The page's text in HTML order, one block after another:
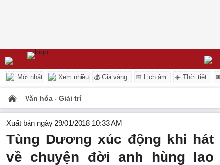
Mới nhất Xem nhiều 💰 Giá vàng 📅 Lịch âm ☀️ Thời tiết
Văn hóa - Giải trí
Xuất bản ngày 29/01/2018 10:33 AM
Tùng Dương xúc động khi hát
về chuyện đời anh hùng lao